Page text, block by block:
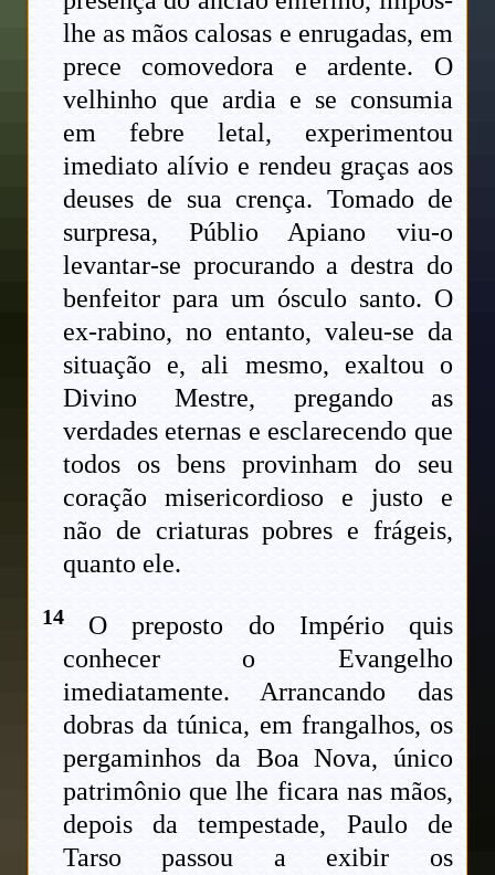
lhe as mãos calosas e enrugadas, em
prece comovedora e ardente. O
velhinho que ardia e se consumia
em febre letal, experimentou
imediato alívio e rendeu graças aos
deuses de sua crença. Tomado de
surpresa, Públio Apiano viu-o
levantar-se procurando a destra do
benfeitor para um ósculo santo. O
ex-rabino, no entanto, valeu-se da
situação e, ali mesmo, exaltou o
Divino Mestre, pregando as
verdades eternas e esclarecendo que
todos os bens provinham do seu
coração misericordioso e justo e
não de criaturas pobres e frágeis,
quanto ele.
14 O preposto do Império quis
conhecer o Evangelho
imediatamente. Arrancando das
dobras da túnica, em frangalhos, os
pergaminhos da Boa Nova, único
patrimônio que lhe ficara nas mãos,
depois da tempestade, Paulo de
Tarso passou a exibir os